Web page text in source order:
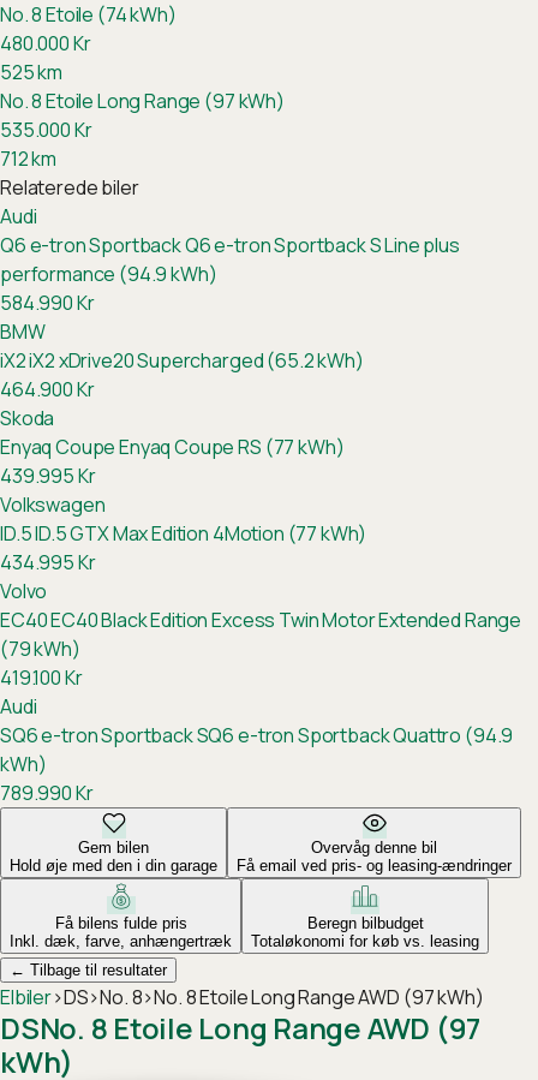
No. 8 Etoile (74 kWh)
480.000Kr
525km
No. 8 Etoile Long Range (97 kWh)
535.000Kr
712km
Relaterede biler
Audi
Q6 e-tron SportbackQ6 e-tron Sportback S Line plus
performance (94.9 kWh)
584.990Kr
BMW
iX2iX2 xDrive20 Supercharged (65.2 kWh)
464.900Kr
Skoda
Enyaq CoupeEnyaq Coupe RS (77 kWh)
439.995Kr
Volkswagen
ID.5ID.5 GTX Max Edition 4Motion (77 kWh)
434.995Kr
Volvo
EC40EC40 Black Edition Excess Twin Motor Extended Range
(79 kWh)
419.100Kr
Audi
SQ6 e-tron SportbackSQ6 e-tron Sportback Quattro (94.9
kWh)
789.990Kr
Gem bilen
Hold øje med den i din garage
Overvåg denne bil
Få email ved pris- og leasing-ændringer
Få bilens fulde pris
Inkl. dæk, farve, anhængertræk
Beregn bilbudget
Totaløkonomi for køb vs. leasing
← Tilbage til resultater
Elbiler›DS›No. 8›No. 8 Etoile Long Range AWD (97 kWh)
DSNo. 8 Etoile Long Range AWD (97
kWh)